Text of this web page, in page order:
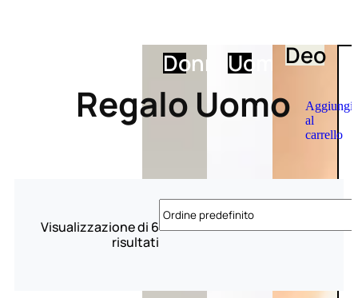
DonnaUomoDeo
Aggiungi
al
carrello
Regalo Uomo
Visualizzazione di 6
risultati